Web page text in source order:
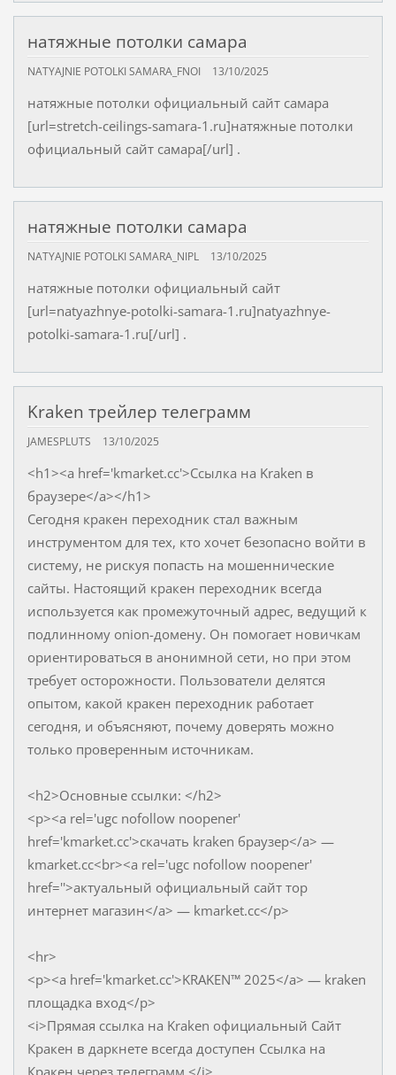
натяжные потолки самара
NATYAJNIE POTOLKI SAMARA_FNOI 13/10/2025
натяжные потолки официальный сайт самара
[url=stretch-ceilings-samara-1.ru]натяжные потолки
официальный сайт самара[/url] .
натяжные потолки самара
NATYAJNIE POTOLKI SAMARA_NIPL 13/10/2025
натяжные потолки официальный сайт
[url=natyazhnye-potolki-samara-1.ru]natyazhnye-
potolki-samara-1.ru[/url] .
Kraken трейлер телеграмм
JAMESPLUTS 13/10/2025
<h1><a href='kmarket.cc'>Ссылка на Kraken в
браузере</a></h1>
Сегодня кракен переходник стал важным
инструментом для тех, кто хочет безопасно войти в
систему, не рискуя попасть на мошеннические
сайты. Настоящий кракен переходник всегда
используется как промежуточный адрес, ведущий к
подлинному onion-домену. Он помогает новичкам
ориентироваться в анонимной сети, но при этом
требует осторожности. Пользователи делятся
опытом, какой кракен переходник работает
сегодня, и объясняют, почему доверять можно
только проверенным источникам.
<h2>Основные ссылки: </h2>
<p><a rel='ugc nofollow noopener'
href='kmarket.cc'>скачать kraken браузер</a> —
kmarket.cc<br><a rel='ugc nofollow noopener'
href=''>актуальный официальный сайт тор
интернет магазин</a> — kmarket.cc</p>
<hr>
<p><a href='kmarket.cc'>KRAKEN™ 2025</a> — kraken
площадка вход</p>
<i>Прямая ссылка на Kraken официальный Сайт
Кракен в даркнете всегда доступен Ссылка на